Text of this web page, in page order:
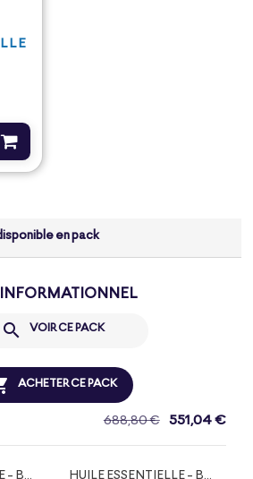
en pack
 VOIR CE PACK
ACHETER CE PACK
688,80 € 551,04 €